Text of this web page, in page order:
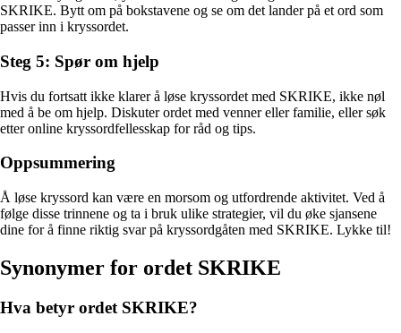
SKRIKE. Bytt om på bokstavene og se om det lander på et ord som
passer inn i kryssordet.
Steg 5: Spør om hjelp
Hvis du fortsatt ikke klarer å løse kryssordet med SKRIKE, ikke nøl
med å be om hjelp. Diskuter ordet med venner eller familie, eller søk
etter online kryssordfellesskap for råd og tips.
Oppsummering
Å løse kryssord kan være en morsom og utfordrende aktivitet. Ved å
følge disse trinnene og ta i bruk ulike strategier, vil du øke sjansene
dine for å finne riktig svar på kryssordgåten med SKRIKE. Lykke til!
Synonymer for ordet SKRIKE
Hva betyr ordet SKRIKE?